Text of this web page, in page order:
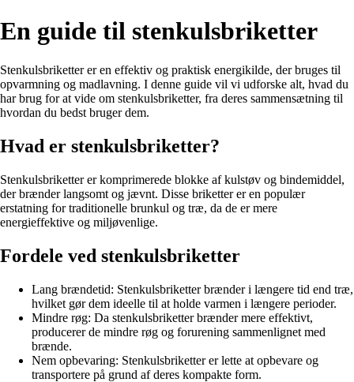
En guide til stenkulsbriketter
Stenkulsbriketter er en effektiv og praktisk energikilde, der bruges til
opvarmning og madlavning. I denne guide vil vi udforske alt, hvad du
har brug for at vide om stenkulsbriketter, fra deres sammensætning til
hvordan du bedst bruger dem.
Hvad er stenkulsbriketter?
Stenkulsbriketter er komprimerede blokke af kulstøv og bindemiddel,
der brænder langsomt og jævnt. Disse briketter er en populær
erstatning for traditionelle brunkul og træ, da de er mere
energieffektive og miljøvenlige.
Fordele ved stenkulsbriketter
Lang brændetid: Stenkulsbriketter brænder i længere tid end træ,
hvilket gør dem ideelle til at holde varmen i længere perioder.
Mindre røg: Da stenkulsbriketter brænder mere effektivt,
producerer de mindre røg og forurening sammenlignet med
brænde.
Nem opbevaring: Stenkulsbriketter er lette at opbevare og
transportere på grund af deres kompakte form.